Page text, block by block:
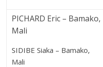
PICHARD Eric – Bamako,
Mali
SIDIBE Siaka – Bamako,
Mali